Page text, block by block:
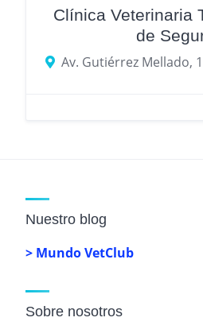
Clínica Veterinaria
de
Nuestro blog
> Mundo VetClub
Sobre nosotros